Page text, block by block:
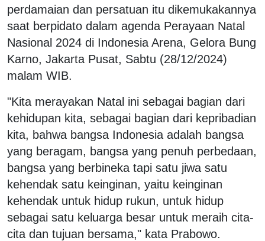
perdamaian dan persatuan itu dikemukakannya
saat berpidato dalam agenda Perayaan Natal
Nasional 2024 di Indonesia Arena, Gelora Bung
Karno, Jakarta Pusat, Sabtu (28/12/2024)
malam WIB.
"Kita merayakan Natal ini sebagai bagian dari
kehidupan kita, sebagai bagian dari kepribadian
kita, bahwa bangsa Indonesia adalah bangsa
yang beragam, bangsa yang penuh perbedaan,
bangsa yang berbineka tapi satu jiwa satu
kehendak satu keinginan, yaitu keinginan
kehendak untuk hidup rukun, untuk hidup
sebagai satu keluarga besar untuk meraih cita-
cita dan tujuan bersama," kata Prabowo.